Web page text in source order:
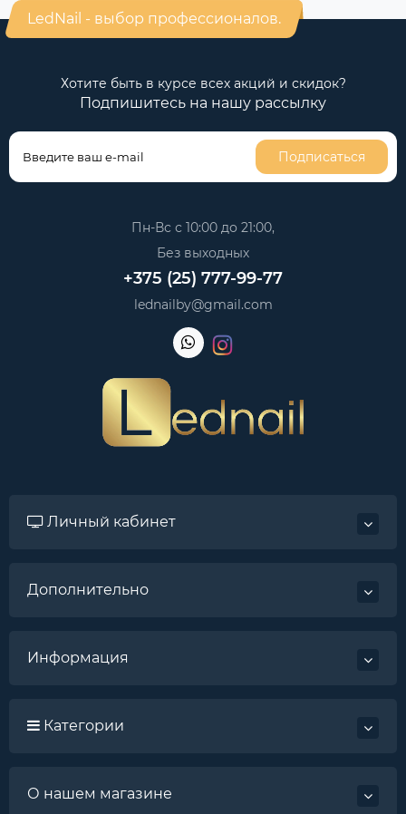
LedNail - выбор профессионалов.
Хотите быть в курсе всех акций и скидок?
Подпишитесь на нашу рассылку
Подписаться
Пн-Вс с 10:00 до 21:00,
Без выходных
+375 (25) 777-99-77
lednailby@gmail.com
Личный кабинет
Дополнительно
Информация
Категории
О нашем магазине